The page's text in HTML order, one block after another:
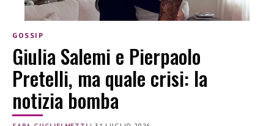
GOSSIP
Giulia Salemi e Pierpaolo
Pretelli, ma quale crisi: la
notizia bomba